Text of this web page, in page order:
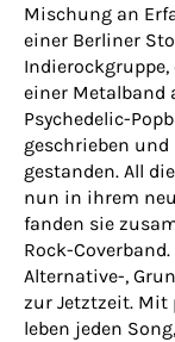
Mischung an
einer Berliner
einer Metalband
Psychedelic-
geschrieben
gestanden. All
nun in ihrem
fanden sie
Rock-
Alternative-,
zur Jetztzeit. Mit
leben jeden